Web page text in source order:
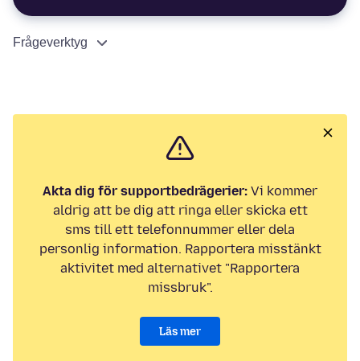
Frågeverktyg
Akta dig för supportbedrägerier: Vi kommer
aldrig att be dig att ringa eller skicka ett
sms till ett telefonnummer eller dela
personlig information. Rapportera misstänkt
aktivitet med alternativet "Rapportera
missbruk".
Läs mer